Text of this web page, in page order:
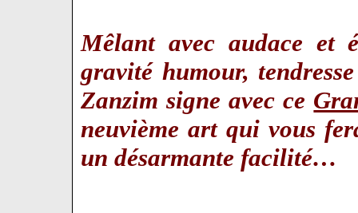
Mêlant avec audace et
gravité humour,
Zanzim signe avec ce
neuvième art qui vous
un désarmante facilité…